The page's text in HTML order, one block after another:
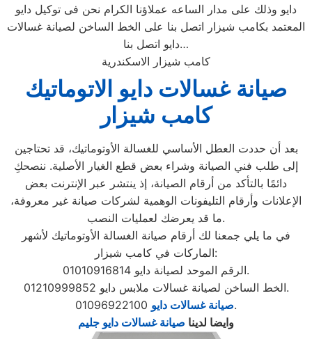
دايو وذلك على مدار الساعه عملاؤنا الكرام نحن فى توكيل دايو
المعتمد بكامب شيزار اتصل بنا على الخط الساخن لصيانة غسالات
دايو اتصل بنا…
كامب شيزار الاسكندرية
صيانة غسالات دايو الاتوماتيك
كامب شيزار
بعد أن حددت العطل الأساسي للغسالة الأوتوماتيك، قد تحتاجين
إلى طلب فني الصيانة وشراء بعض قطع الغيار الأصلية. ننصحكِ
دائمًا بالتأكد من أرقام الصيانة، إذ ينتشر عبر الإنترنت بعض
الإعلانات وأرقام التليفونات الوهمية لشركات صيانة غير معروفة،
ما قد يعرضك لعمليات النصب.
في ما يلي جمعنا لك أرقام صيانة الغسالة الأوتوماتيك لأشهر
الماركات في كامب شيزار:
الرقم الموحد لصيانة دايو 01010916814.
الخط الساخن لصيانة غسالات ملابس دايو 01210999852.
صيانة غسالات دايو01096922100.
وايضا لدينا صيانة غسالات دايو جليم